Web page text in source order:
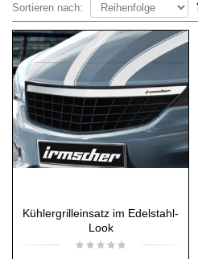
Sortieren nach:
Kühlergrilleinsatz im Edelstahl-
Look